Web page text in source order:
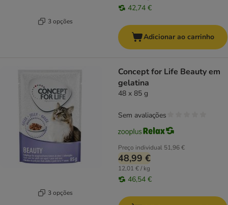
3 opções
42,74 €
Adicionar ao carrinho
3 opções
Concept for Life Beauty em
gelatina
48 x 85 g
Preço individual 51,96 €
48,99 €
12,01 € / kg
46,54 €
Sem avaliações